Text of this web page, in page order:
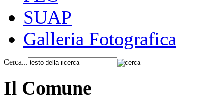
SUAP
Galleria Fotografica
Cerca...
Il Comune